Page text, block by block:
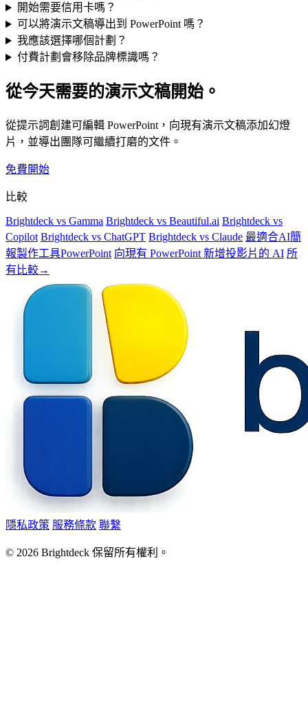
開始需要信用卡嗎？
可以將演示文稿導出到 PowerPoint 嗎？
我應該選擇哪個計劃？
付費計劃會移除品牌標識嗎？
從今天需要的演示文稿開始。
從提示詞創建可編輯 PowerPoint，向現有演示文稿添加幻燈
片，並導出團隊可繼續打磨的文件。
免費開始
比較
Brightdeck vs Gamma Brightdeck vs Beautiful.ai Brightdeck vs
Copilot Brightdeck vs ChatGPT Brightdeck vs Claude 最適合AI簡
報製作工具PowerPoint 向現有 PowerPoint 新增投影片的 AI 所
有比較→
隱私政策 服務條款 聯繫
© 2026 Brightdeck 保留所有權利。